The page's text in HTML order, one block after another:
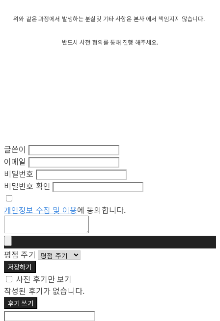
위와 같은 과정에서 발생하는 분실및 기타 사항은 본사 에서 책임지지 않습니다.
반드시 사전 협의를 통해 진행 해주세요.
글쓴이
이메일
비밀번호
비밀번호 확인
개인정보 수집 및 이용에 동의합니다.
평점 주기
저장하기
사진 후기만 보기
작성된 후기가 없습니다.
후기 쓰기